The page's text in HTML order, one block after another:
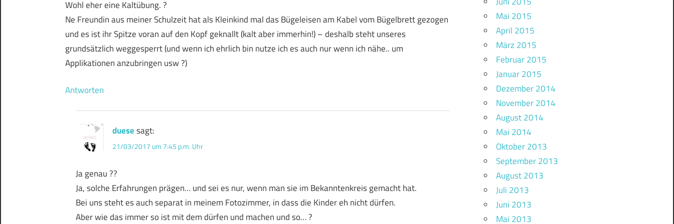
Wohl eher eine Kaltübung. ?
Ne Freundin aus meiner Schulzeit hat als Kleinkind mal das Bügeleisen am Kabel vom Bügelbrett gezogen
und es ist ihr Spitze voran auf den Kopf geknallt (kalt aber immerhin!) – deshalb steht unseres
grundsätzlich weggesperrt (und wenn ich ehrlich bin nutze ich es auch nur wenn ich nähe.. um
Applikationen anzubringen usw ?)
Antworten
duesesagt:
21/03/2017 um 7:45 p.m. Uhr
Ja genau ??
Ja, solche Erfahrungen prägen… und sei es nur, wenn man sie im Bekanntenkreis gemacht hat.
Bei uns steht es auch separat in meinem Fotozimmer, in dass die Kinder eh nicht dürfen.
Aber wie das immer so ist mit dem dürfen und machen und so… ?
Mai 2015
April 2015
März 2015
Februar 2015
Januar 2015
Dezember 2014
November 2014
August 2014
Mai 2014
Oktober 2013
September 2013
August 2013
Juli 2013
Juni 2013
Mai 2013